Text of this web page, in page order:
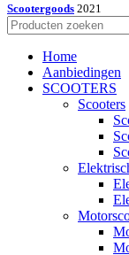
Scootergoods 2021
Home
Aanbiedingen
SCOOTERS
Scooters